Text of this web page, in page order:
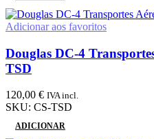
Adicionar aos favoritos
Douglas DC-4
TSD
120,00 € IVA incl.
SKU: CS-TSD
ADICIONAR